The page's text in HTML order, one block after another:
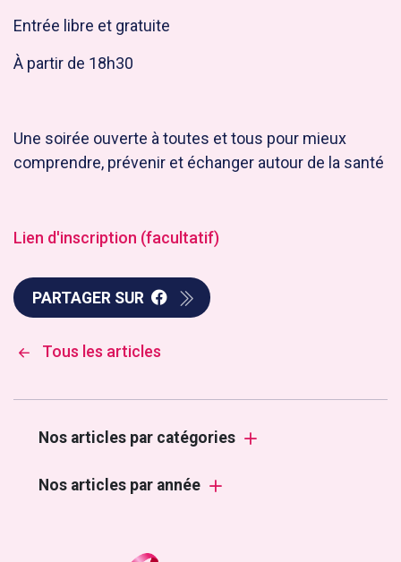
Entrée libre et gratuite
À partir de 18h30
Une soirée ouverte à toutes et tous pour mieux
comprendre, prévenir et échanger autour de la santé
Lien d'inscription (facultatif)
PARTAGER SUR
Tous les articles
Nos articles par catégories
Nos articles par année